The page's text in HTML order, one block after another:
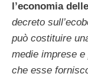
l’economia
decreto
può costituire
medie imprese
che esse